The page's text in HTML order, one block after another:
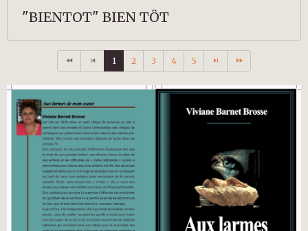
"BIENTOT" BIEN TÔT
1 2 3 4 5